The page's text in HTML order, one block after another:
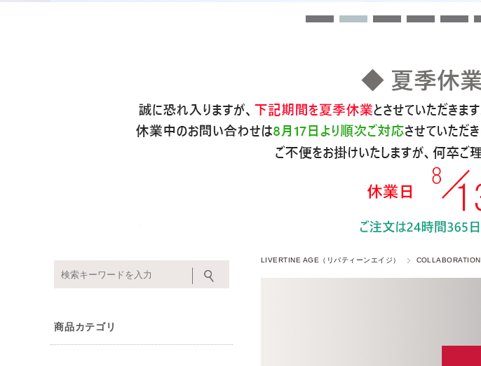
LIVERTINE AGE（リバティーンエイジ） COLLABORATION
商品カテゴリ